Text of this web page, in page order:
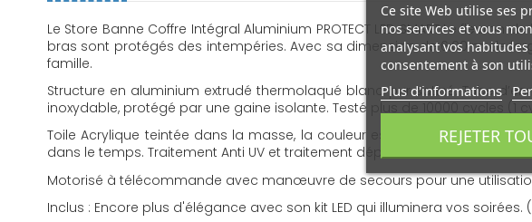
Le Store Banne Coffre Intégral Aluminium PROTECT LED SMART Le
bras sont protégés des intempéries. Avec sa dimension de 6.00 m de
famille.
Structure en aluminium extrudé thermolaqué blanc pur satiné. Tube
inoxydable, protégé par une gaine isolante. Testé plus de 10000 cycles (1
Toile Acrylique teintée dans la masse, la couleur est imprégnée au
dans le temps. Traitement Anti UV et traitement déperlant.
Motorisé à télécommande avec manœuvre de secours pour une
Inclus : Encore plus d'élégance avec son kit LED qui illuminera vos
Ce site Web utilise ses
nos services et vous
analysant vos
consentement à son
Plus d'informations
REJETER